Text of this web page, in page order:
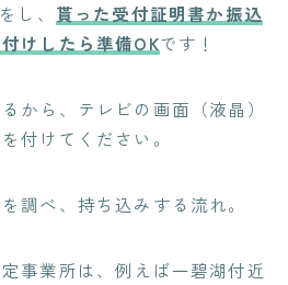
し、 貰った受付証明書か振込
けしたら準備OKです！
から、テレビの画面（液晶）
付けてください。
調べ、持ち込みする流れ。
事業所は、例えば一碧湖付近